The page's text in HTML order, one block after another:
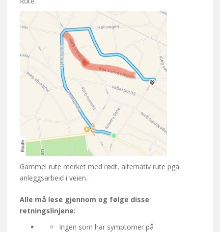
Gammel rute merket med rødt, alternativ rute pga
anleggsarbeid i veien.
Alle må lese gjennom og følge disse
retningslinjene:
Ingen som har symptomer på